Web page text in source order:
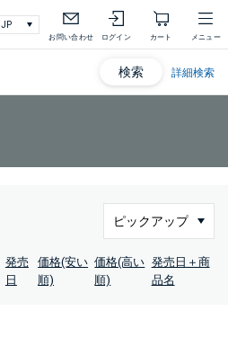
お問い合わせ ログイン カート メニュー
検索 詳細検索
発売
日
価格(安い
順)
価格(高い
順)
発売日＋商
品名